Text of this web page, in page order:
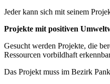
Jeder kann sich mit seinem
Projekte mit positiven
Gesucht werden Projekte, die
Ressourcen vorbildhaft
Das Projekt muss im Bezirk